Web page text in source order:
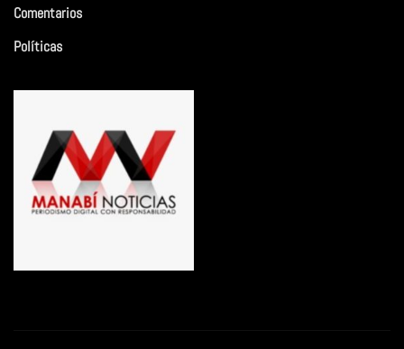
Comentarios
Políticas